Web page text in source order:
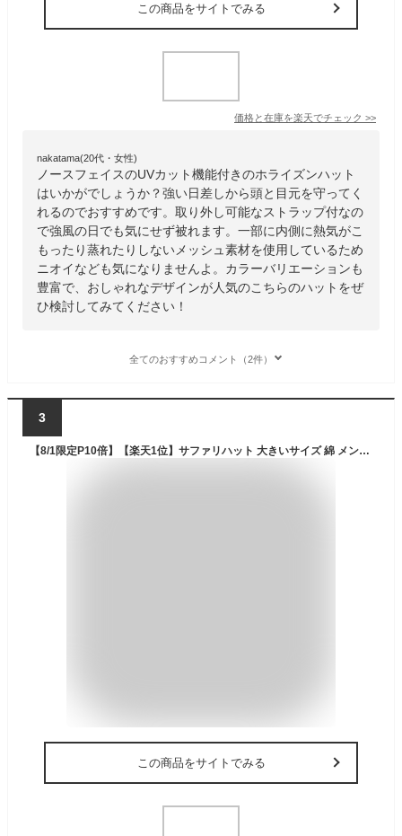
この商品をサイトでみる
価格と在庫を楽天でチェック >>
nakatama(20代・女性)
ノースフェイスのUVカット機能付きのホライズンハット
はいかがでしょうか？強い日差しから頭と目元を守ってく
れるのでおすすめです。取り外し可能なストラップ付なの
で強風の日でも気にせず被れます。一部に内側に熱気がこ
もったり蒸れたりしないメッシュ素材を使用しているため
ニオイなども気になりませんよ。カラーバリエーションも
豊富で、おしゃれなデザインが人気のこちらのハットをぜ
ひ検討してみてください！
全てのおすすめコメント（2件）
3
【8/1限定P10倍】【楽天1位】サファリハット 大きいサイズ 綿 メンズ 帽子 UV コットン 親子で被れる キッズ 54cm-63cm 紐 アドベンチャーハット 日よけ 大人 子ども hat-1245 BIG レディース 帽子 暑さ 熱中症対策 洗える キャンプ 釣り 折り畳み 日焼け防止 プレゼント
この商品をサイトでみる